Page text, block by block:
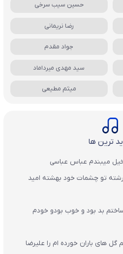
حسین سیب سرخی
رضا نریمانی
جواد مقدم
سید مهدی میرداماد
میثم مطیعی
ترین ها
میبندم عباس عباسی
تو چشمات خود بهشته امید
بد بود و خوب بودو خودم
گل های باران‌ خورده ام را علیرضا